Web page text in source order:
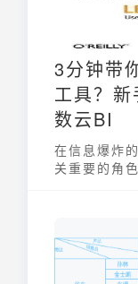
3分钟带
工具？
数云BI
在信息爆炸
关重要的角